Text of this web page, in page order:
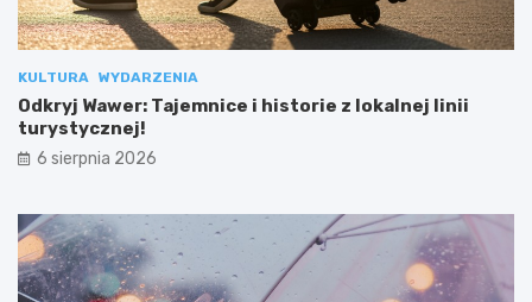
KULTURA WYDARZENIA
Odkryj Wawer: Tajemnice i historie z lokalnej linii
turystycznej!
6 sierpnia 2026